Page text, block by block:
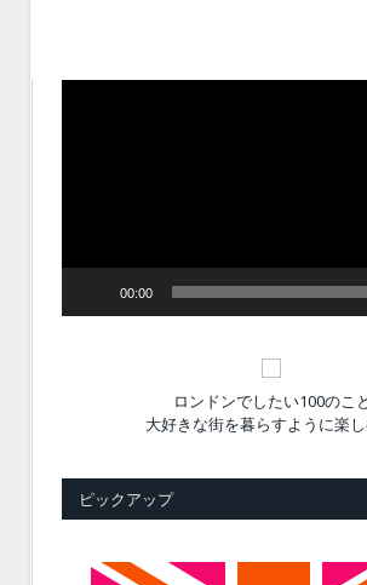
00:00
ロンドンでしたい100のこと
大好きな街を暮らすように楽
ピックアップ